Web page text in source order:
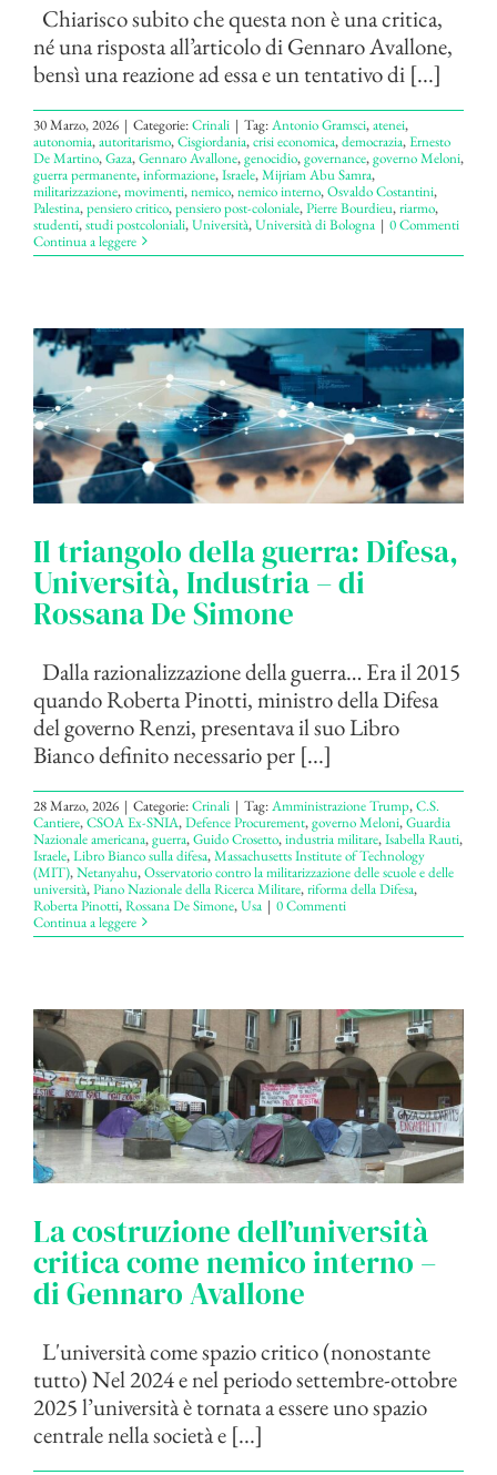
Chiarisco subito che questa non è una critica,
né una risposta all’articolo di Gennaro Avallone,
bensì una reazione ad essa e un tentativo di [...]
30 Marzo, 2026 | Categorie:Crinali | Tag:Antonio Gramsci,atenei,
autonomia,autoritarismo,Cisgiordania,crisi economica,democrazia,Ernesto
De Martino,Gaza,Gennaro Avallone,genocidio,governance,governo Meloni,
guerra permanente,informazione,Israele,Mijriam Abu Samra,
militarizzazione,movimenti,nemico,nemico interno,Osvaldo Costantini,
Palestina,pensiero critico,pensiero post-coloniale,Pierre Bourdieu,riarmo,
studenti,studi postcoloniali,Università,Università di Bologna | 0 Commenti
Continua a leggere
Il triangolo della guerra: Difesa,
Università, Industria – di
Rossana De Simone
Dalla razionalizzazione della guerra… Era il 2015
quando Roberta Pinotti, ministro della Difesa
del governo Renzi, presentava il suo Libro
Bianco definito necessario per [...]
28 Marzo, 2026 | Categorie:Crinali | Tag:Amministrazione Trump,C.S.
Cantiere,CSOA Ex-SNIA,Defence Procurement,governo Meloni,Guardia
Nazionale americana,guerra,Guido Crosetto,industria militare,Isabella Rauti,
Israele,Libro Bianco sulla difesa,Massachusetts Institute of Technology
(MIT),Netanyahu,Osservatorio contro la militarizzazione delle scuole e delle
università,Piano Nazionale della Ricerca Militare,riforma della Difesa,
Roberta Pinotti,Rossana De Simone,Usa | 0 Commenti
Continua a leggere
La costruzione dell’università
critica come nemico interno –
di Gennaro Avallone
L'università come spazio critico (nonostante
tutto) Nel 2024 e nel periodo settembre-ottobre
2025 l’università è tornata a essere uno spazio
centrale nella società e [...]